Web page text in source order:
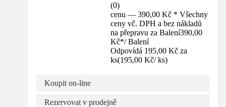
(0)
cenu — 390,00 Kč * Všechny
ceny vč. DPH a bez nákladů
na přepravu za Balení390,00
Kč*/ Balení
Odpovídá 195,00 Kč za
ks(195,00 Kč/ ks)
Koupit on-line
Rezervovat v prodejně